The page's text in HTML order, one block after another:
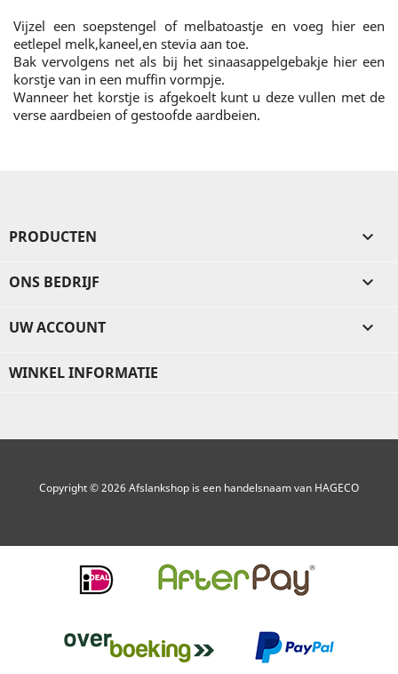
Vijzel een soepstengel of melbatoastje en voeg hier een
eetlepel melk,kaneel,en stevia aan toe.
Bak vervolgens net als bij het sinaasappelgebakje hier een
korstje van in een muffin vormpje.
Wanneer het korstje is afgekoelt kunt u deze vullen met de
verse aardbeien of gestoofde aardbeien.
PRODUCTEN 
ONS BEDRIJF 
UW ACCOUNT 
WINKEL INFORMATIE
Copyright © 2026 Afslankshop is een handelsnaam van HAGECO